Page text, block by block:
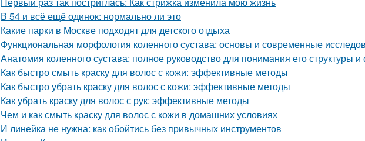
В 54 и всё ещё одинок: нормально ли это
Какие парки в Москве подходят для детского отдыха
Функциональная морфология коленного сустава: основы и современные
Анатомия коленного сустава: полное руководство для понимания его структуры
Как быстро смыть краску для волос с кожи: эффективные методы
Как быстро убрать краску для волос с кожи: эффективные методы
Как убрать краску для волос с рук: эффективные методы
Чем и как смыть краску для волос с кожи в домашних условиях
И линейка не нужна: как обойтись без привычных инструментов